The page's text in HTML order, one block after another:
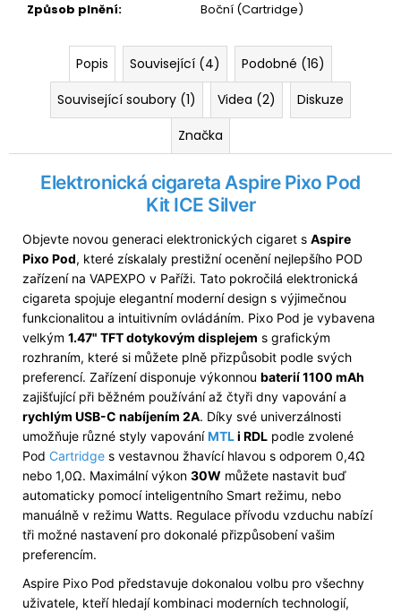
Způsob plnění: Boční (Cartridge)
Popis Související (4)
Podobné (16)
Související soubory (1)
Videa (2)
Diskuze
Značka
Elektronická cigareta Aspire Pixo Pod
Kit ICE Silver
Objevte novou generaci elektronických cigaret s Aspire
Pixo Pod, které získalaly prestižní ocenění nejlepšího POD
zařízení na VAPEXPO v Paříži. Tato pokročilá elektronická
cigareta spojuje elegantní moderní design s výjimečnou
funkcionalitou a intuitivním ovládáním. Pixo Pod je vybavena
velkým 1.47" TFT dotykovým displejem s grafickým
rozhraním, které si můžete plně přizpůsobit podle svých
preferencí. Zařízení disponuje výkonnou baterií 1100 mAh
zajišťující při běžném používání až čtyři dny vapování a
rychlým USB-C nabíjením 2A. Díky své univerzálnosti
umožňuje různé styly vapováníMTLi RDL podle zvolené
Pod Cartridge s vestavnou žhavící hlavou s odporem 0,4Ω
nebo 1,0Ω. Maximální výkon 30W můžete nastavit buď
automaticky pomocí inteligentního Smart režimu, nebo
manuálně v režimu Watts. Regulace přívodu vzduchu nabízí
tři možné nastavení pro dokonalé přizpůsobení vašim
preferencím.
Aspire Pixo Pod představuje dokonalou volbu pro všechny
uživatele, kteří hledají kombinaci moderních technologií,